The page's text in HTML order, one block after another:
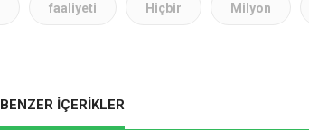
faaliyeti Hiçbir Milyon
BENZER İÇERİKLER